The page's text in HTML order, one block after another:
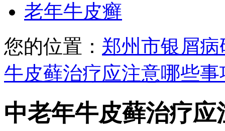
老年牛皮癣
您的位置： 郑州市银屑病
牛皮藓治疗应注意哪些事
中老年牛皮藓治疗